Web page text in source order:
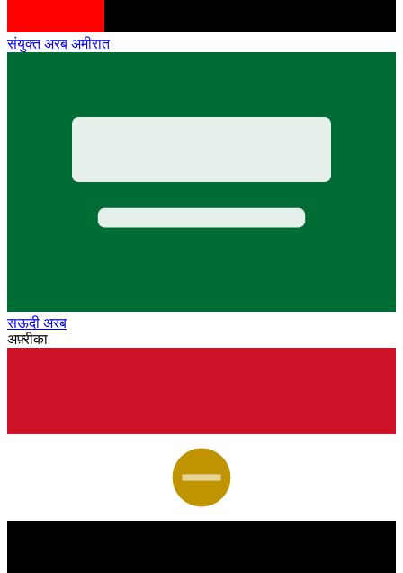
संयुक्त अरब अमीरात
सऊदी अरब
अफ़्रीका